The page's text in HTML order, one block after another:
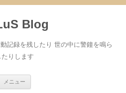
Blog
記録を残したり 世の中に警鐘を鳴ら
たりします
メニュー